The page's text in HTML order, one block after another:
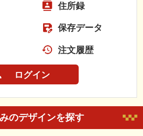
住所録
保存データ
注文履歴
ログイン
のデザインを探す